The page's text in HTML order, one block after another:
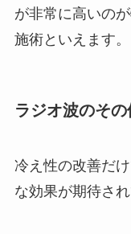
が非常に高いの
施術といえます。
ラジオ波のそ
冷え性の改善だ
な効果が期待さ